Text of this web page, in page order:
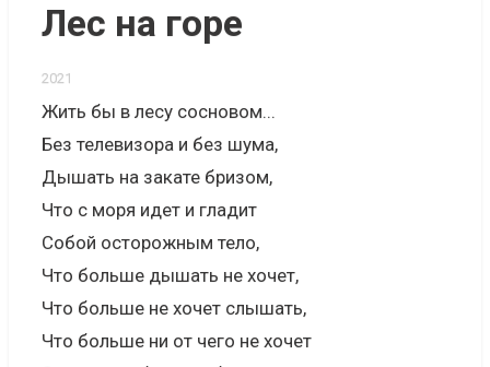
Лес на горе
2021
Жить бы в лесу сосновом...
Без телевизора и без шума,
Дышать на закате бризом,
Что с моря идет и гладит
Собой осторожным тело,
Что больше дышать не хочет,
Что больше не хочет слышать,
Что больше ни от чего не хочет